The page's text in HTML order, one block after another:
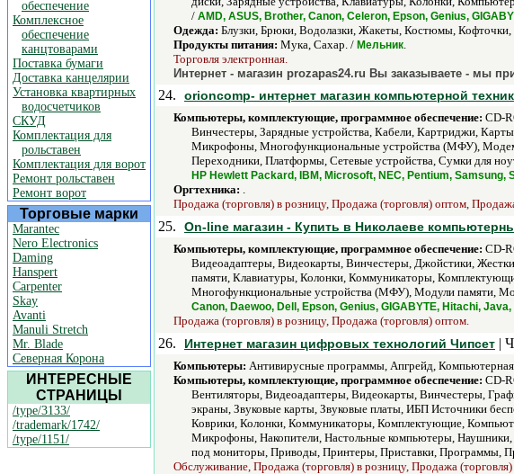
обеспечение
Комплексное
обеспечение
канцтоварами
Поставка бумаги
Доставка канцелярии
Установка квартирных
водосчетчиков
СКУД
Комплектация для
рольставен
Комплектация для ворот
Ремонт рольставен
Ремонт ворот
Торговые марки
Marantec
Nero Electronics
Daming
Hanspert
Carpenter
Skay
Avanti
Manuli Stretch
Mr. Blade
Северная Корона
ИНТЕРЕСНЫЕ
СТРАНИЦЫ
/type/3133/
/trademark/1742/
/type/1151/
/ AMD, ASUS, Brother, Canon, Celeron, Epson, Genius,
Одежда: Блузки, Брюки, Водолазки, Жакеты, Костюмы, Кофточки,
Продукты питания: Мука, Сахар. / Мельник.
Торговля электронная.
Интернет - магазин prozapas24.ru Вы заказываете - мы
24. orioncomp- интернет магазин компьютерной
Компьютеры, комплектующие, программное обеспечение: CD-
Винчестеры, Зарядные устройства, Кабели, Картриджи,
Микрофоны, Многофункциональные устройства (МФУ),
Переходники, Платформы, Сетевые устройства, Сумки для
HP Hewlett Packard, IBM, Microsoft, NEC, Pentium, Samsung,
Оргтехника: .
Продажа (торговля) в розницу, Продажа (торговля) оптом,
25. On-line магазин - Купить в Николаеве
Компьютеры, комплектующие, программное обеспечение: CD-
Видеоадаптеры, Видеокарты, Винчестеры, Джойстики,
памяти, Клавиатуры, Колонки, Коммуникаторы,
Многофункциональные устройства (МФУ), Модули памяти,
Canon, Daewoo, Dell, Epson, Genius, GIGABYTE, Hitachi,
Продажа (торговля) в розницу, Продажа (торговля) оптом.
26. Интернет магазин цифровых технологий Чипсет |
Компьютеры: Антивирусные программы, Апгрейд,
Компьютеры, комплектующие, программное обеспечение: CD-
Вентиляторы, Видеоадаптеры, Видеокарты, Винчестеры,
экраны, Звуковые карты, Звуковые платы, ИБП Источники
Коврики, Колонки, Коммуникаторы, Комплектующие,
Микрофоны, Накопители, Настольные компьютеры,
под мониторы, Приводы, Принтеры, Приставки, Программы,
Обслуживание, Продажа (торговля) в розницу, Продажа